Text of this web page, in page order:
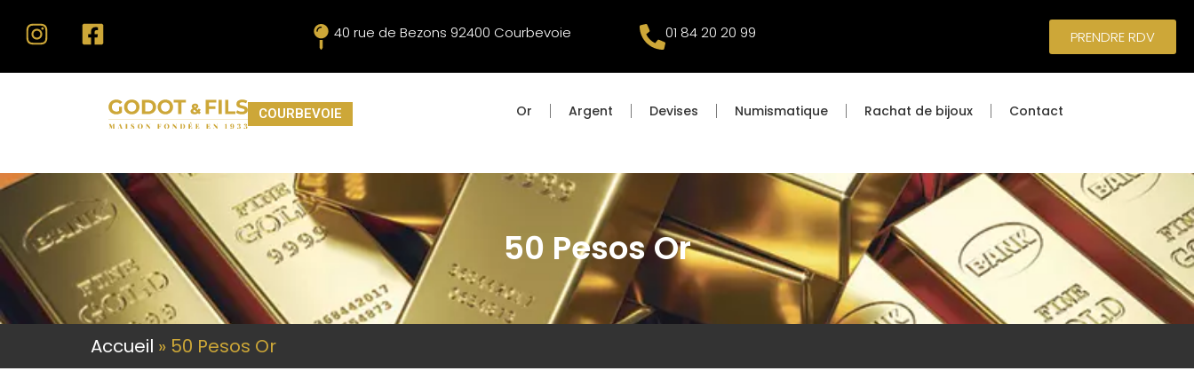
40 rue de Bezons 92400 Courbevoie 01 84 20 20 99 PRENDRE RDV
COURBEVOIE Or Argent Devises Numismatique Rachat de bijoux Contact
50 Pesos Or
Accueil » 50 Pesos Or